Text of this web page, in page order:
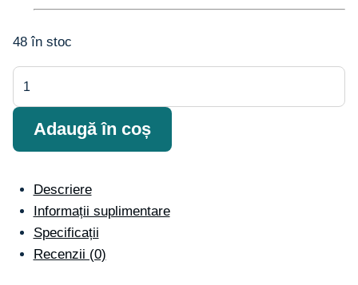
48 în stoc
deshidratator
SAE
5/8"
Adaugă în coș
Descriere
Informații suplimentare
Specificații
Recenzii (0)